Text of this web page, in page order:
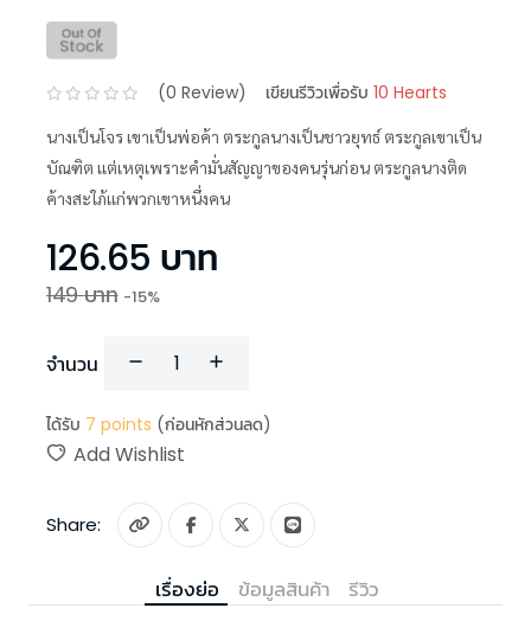
(0 Review) เขียนรีวิวเพื่อรับ 10 Hearts
นางเป็นโจร เขาเป็นพ่อค้า ตระกูลนางเป็นชาวยุทธ์ ตระกูลเขาเป็น
บัณฑิต เเต่เหตุเพราะคำมั่นสัญญาของคนรุ่นก่อน ตระกูลนางติด
ค้างสะใภ้เเก่พวกเขาหนึ่งคน
126.65 บาท
149บาท -15%
จำนวน
ได้รับ 7 points (ก่อนหักส่วนลด)
Add Wishlist
Share:
เรื่องย่อ ข้อมูลสินค้า รีวิว